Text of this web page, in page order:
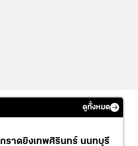
ดูทั้งหมด
กราดยิงเทพศิรินทร์ นนทบุรี